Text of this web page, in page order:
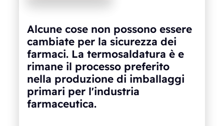
Alcune cose non possono essere
cambiate per la sicurezza dei
farmaci. La termosaldatura è e
rimane il processo preferito
nella produzione di imballaggi
primari per l'industria
farmaceutica.